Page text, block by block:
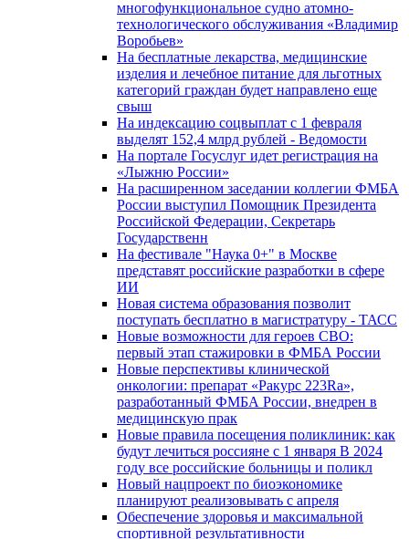
многофункциональное судно атомно-
технологического обслуживания «Владимир
Воробьев»
На бесплатные лекарства, медицинские
изделия и лечебное питание для льготных
категорий граждан будет направлено еще
свыш
На индексацию соцвыплат с 1 февраля
выделят 152,4 млрд рублей - Ведомости
На портале Госуслуг идет регистрация на
«Лыжню России»
На расширенном заседании коллегии ФМБА
России выступил Помощник Президента
Российской Федерации, Секретарь
Государственн
На фестивале "Наука 0+" в Москве
представят российские разработки в сфере
ИИ
Новая система образования позволит
поступать бесплатно в магистратуру - ТАСС
Новые возможности для героев СВО:
первый этап стажировки в ФМБА России
Новые перспективы клинической
онкологии: препарат «Ракурс 223Ra»,
разработанный ФМБА России, внедрен в
медицинскую прак
Новые правила посещения поликлиник: как
будут лечиться россияне с 1 января В 2024
году все российские больницы и поликл
Новый нацпроект по биоэкономике
планируют реализовывать с апреля
Обеспечение здоровья и максимальной
спортивной результативности